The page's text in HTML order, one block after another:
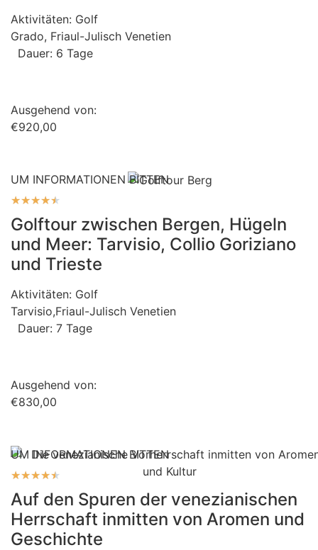
Aktivitäten: Golf
Grado, Friaul-Julisch Venetien
Dauer: 6 Tage
Ausgehend von:
€920,00
UM INFORMATIONEN BITTEN
★★★★★
Golftour zwischen Bergen, Hügeln
und Meer: Tarvisio, Collio Goriziano
und Trieste
Aktivitäten: Golf
Tarvisio,Friaul-Julisch Venetien
Dauer: 7 Tage
Ausgehend von:
€830,00
UM INFORMATIONEN BITTEN
★★★★★
Auf den Spuren der venezianischen
Herrschaft inmitten von Aromen und
Geschichte